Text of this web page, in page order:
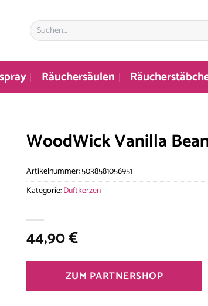
Suchen
nach:
Räuchersäulen
WoodWick Vanilla
44,90€
ZUM PARTNERSHOP
Artikelnummer:5038581056951
Kategorie:Duftkerzen